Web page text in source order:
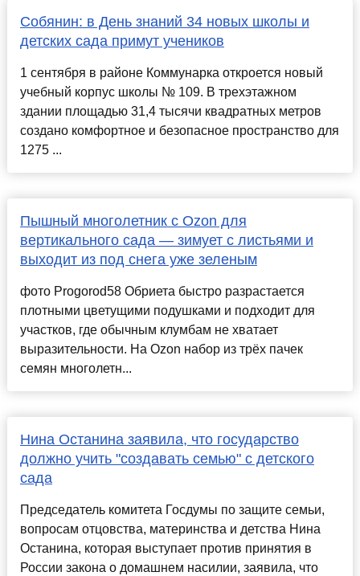
Собянин: в День знаний 34 новых школы и
детских сада примут учеников
1 сентября в районе Коммунарка откроется новый
учебный корпус школы № 109. В трехэтажном
здании площадью 31,4 тысячи квадратных метров
создано комфортное и безопасное пространство для
1275 ...
Пышный многолетник с Ozon для
вертикального сада — зимует с листьями и
выходит из под снега уже зеленым
фото Progorod58 Обриета быстро разрастается
плотными цветущими подушками и подходит для
участков, где обычным клумбам не хватает
выразительности. На Ozon набор из трёх пачек
семян многолетн...
Нина Останина заявила, что государство
должно учить "создавать семью" с детского
сада
Председатель комитета Госдумы по защите семьи,
вопросам отцовства, материнства и детства Нина
Останина, которая выступает против принятия в
России закона о домашнем насилии, заявила, что